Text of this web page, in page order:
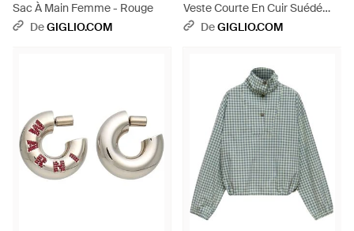
Sac À Main Femme - Rouge
DeGIGLIO.COM
Veste Courte En Cuir Suédé
Bicolore Avec Fermeture
DeGIGLIO.COM